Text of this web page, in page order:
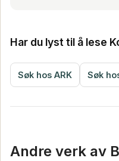
Har du lyst til å lese
Søk hos ARK Søk
Andre verk av